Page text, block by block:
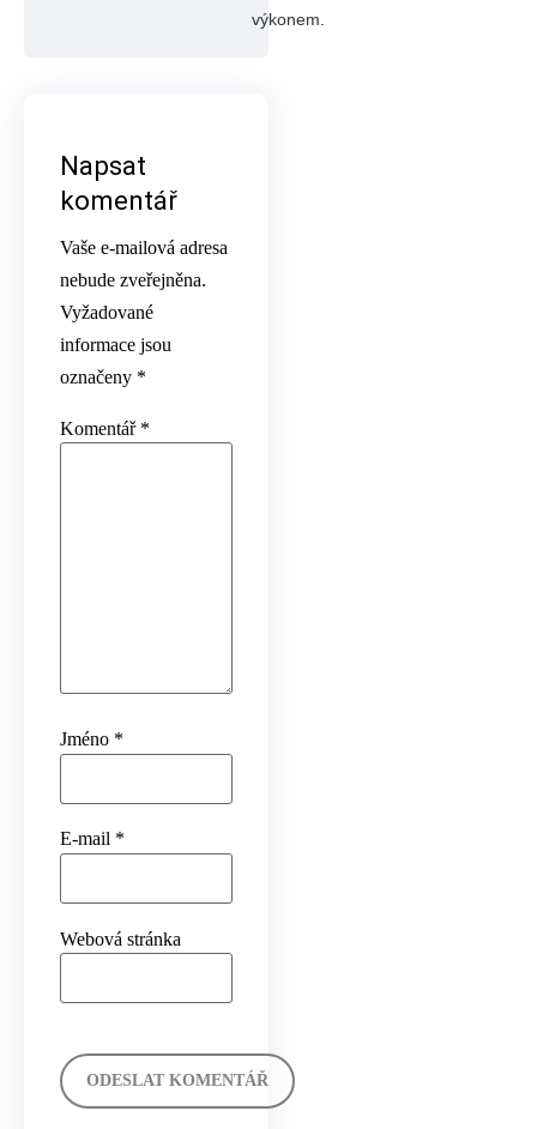
výkonem.
Napsat
komentář
Vaše e-mailová adresa
nebude zveřejněna.
Vyžadované
informace jsou
označeny *
Komentář *
Jméno *
E-mail *
Webová stránka